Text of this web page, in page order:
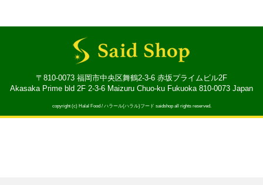
〒810-0073 福岡市中央区舞鶴2-3-6 赤坂プライムビル2F
Akasaka Prime bld 2F 2-3-6 Maizuru Chuo-ku Fukuoka 810-0073 Japan
copyright (c) Halal Food / ハラール(ハラル)フード saidshop all rights reserved.